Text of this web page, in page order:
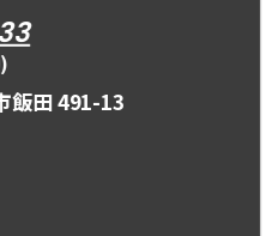
飯田 491-13